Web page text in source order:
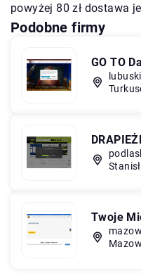
powyżej 80 zł dostawa
Podobne firmy
GO TO
Twoje